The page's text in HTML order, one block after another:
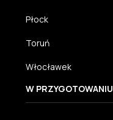
Płock
Toruń
Włocławek
W PRZYGOTOWANIU